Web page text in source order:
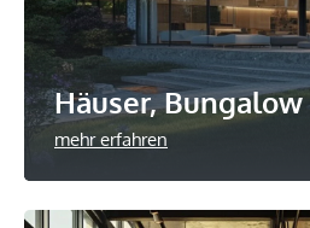
Häuser, Bungalow
mehr erfahren